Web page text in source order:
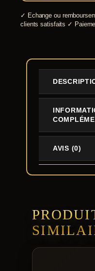
✓ Echange ou
clients satisfaits ✓
AVIS (0)